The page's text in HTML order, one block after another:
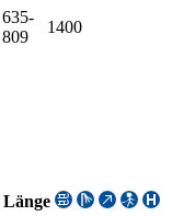
635-
809
1400
Länge